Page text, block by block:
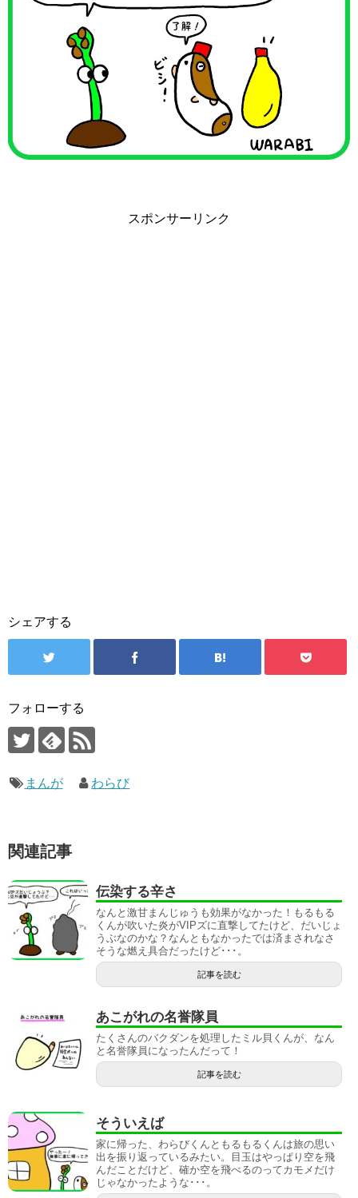
スポンサーリンク
シェアする
フォローする
まんが わらび
関連記事
伝染する辛さ
なんと激甘まんじゅうも効果がなかった！もるもる
くんが吹いた炎がVIPズに直撃してたけど、だいじょ
うぶなのかな？なんともなかったでは済まされなさ
そうな燃え具合だったけど･･･。
記事を読む
あこがれの名誉隊員
たくさんのバクダンを処理したミル貝くんが、なん
と名誉隊員になったんだって！
記事を読む
そういえば
家に帰った、わらびくんともるもるくんは旅の思い
出を振り返っているみたい。目玉はやっぱり空を飛
んだことだけど、確か空を飛べるのってカモメだけ
じゃなかったような･･･。